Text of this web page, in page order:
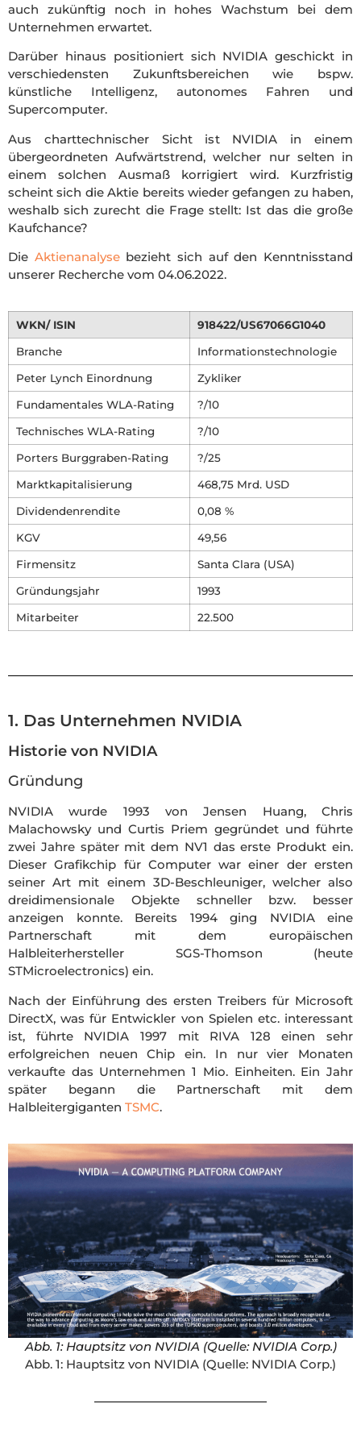
auch zukünftig noch in hohes Wachstum bei dem
Unternehmen erwartet.
Darüber hinaus positioniert sich NVIDIA geschickt in
verschiedensten Zukunftsbereichen wie bspw.
künstliche Intelligenz, autonomes Fahren und
Supercomputer.
Aus charttechnischer Sicht ist NVIDIA in einem
übergeordneten Aufwärtstrend, welcher nur selten in
einem solchen Ausmaß korrigiert wird. Kurzfristig
scheint sich die Aktie bereits wieder gefangen zu haben,
weshalb sich zurecht die Frage stellt: Ist das die große
Kaufchance?
Die Aktienanalysebezieht sich auf den Kenntnisstand
unserer Recherche vom 04.06.2022.
WKN/ ISIN 918422/US67066G1040
Branche Informationstechnologie
Peter Lynch Einordnung Zykliker
Fundamentales WLA-Rating ?/10
Technisches WLA-Rating ?/10
Porters Burggraben-Rating ?/25
Marktkapitalisierung 468,75 Mrd. USD
Dividendenrendite 0,08 %
KGV 49,56
Firmensitz Santa Clara (USA)
Gründungsjahr 1993
Mitarbeiter 22.500
1. Das Unternehmen NVIDIA
Historie von NVIDIA
Gründung
NVIDIA wurde 1993 von Jensen Huang, Chris
Malachowsky und Curtis Priem gegründet und führte
zwei Jahre später mit dem NV1 das erste Produkt ein.
Dieser Grafikchip für Computer war einer der ersten
seiner Art mit einem 3D-Beschleuniger, welcher also
dreidimensionale Objekte schneller bzw. besser
anzeigen konnte. Bereits 1994 ging NVIDIA eine
Partnerschaft mit dem europäischen
Halbleiterhersteller SGS-Thomson (heute
STMicroelectronics) ein.
Nach der Einführung des ersten Treibers für Microsoft
DirectX, was für Entwickler von Spielen etc. interessant
ist, führte NVIDIA 1997 mit RIVA 128 einen sehr
erfolgreichen neuen Chip ein. In nur vier Monaten
verkaufte das Unternehmen 1 Mio. Einheiten. Ein Jahr
später begann die Partnerschaft mit dem
Halbleitergiganten TSMC.
Abb. 1: Hauptsitz von NVIDIA (Quelle: NVIDIA Corp.)
Abb. 1: Hauptsitz von NVIDIA (Quelle: NVIDIA Corp.)